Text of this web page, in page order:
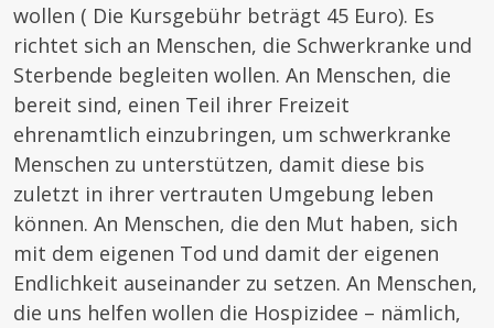
wollen ( Die Kursgebühr beträgt 45 Euro). Es
richtet sich an Menschen, die Schwerkranke und
Sterbende begleiten wollen. An Menschen, die
bereit sind, einen Teil ihrer Freizeit
ehrenamtlich einzubringen, um schwerkranke
Menschen zu unterstützen, damit diese bis
zuletzt in ihrer vertrauten Umgebung leben
können. An Menschen, die den Mut haben, sich
mit dem eigenen Tod und damit der eigenen
Endlichkeit auseinander zu setzen. An Menschen,
die uns helfen wollen die Hospizidee – nämlich,